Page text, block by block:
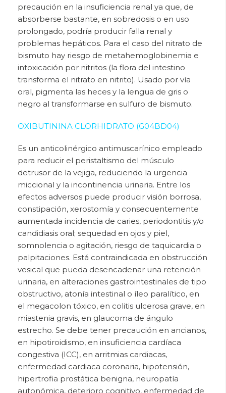
precaución en la insuficiencia renal ya que, de
absorberse bastante, en sobredosis o en uso
prolongado, podría producir falla renal y
problemas hepáticos. Para el caso del nitrato de
bismuto hay riesgo de metahemoglobinemia e
intoxicación por nitritos (la flora del intestino
transforma el nitrato en nitrito). Usado por vía
oral, pigmenta las heces y la lengua de gris o
negro al transformarse en sulfuro de bismuto.
OXIBUTININA CLORHIDRATO (G04BD04)
Es un anticolinérgico antimuscarínico empleado
para reducir el peristaltismo del músculo
detrusor de la vejiga, reduciendo la urgencia
miccional y la incontinencia urinaria. Entre los
efectos adversos puede producir visión borrosa,
constipación, xerostomía y consecuentemente
aumentada incidencia de caries, periodontitis y/o
candidiasis oral; sequedad en ojos y piel,
somnolencia o agitación, riesgo de taquicardia o
palpitaciones. Está contraindicada en obstrucción
vesical que pueda desencadenar una retención
urinaria, en alteraciones gastrointestinales de tipo
obstructivo, atonía intestinal o íleo paralítico, en
el megacolon tóxico, en colitis ulcerosa grave, en
miastenia gravis, en glaucoma de ángulo
estrecho. Se debe tener precaución en ancianos,
en hipotiroidismo, en insuficiencia cardíaca
congestiva (ICC), en arritmias cardiacas,
enfermedad cardiaca coronaria, hipotensión,
hipertrofia prostática benigna, neuropatía
autonómica, deterioro cognitivo, enfermedad de